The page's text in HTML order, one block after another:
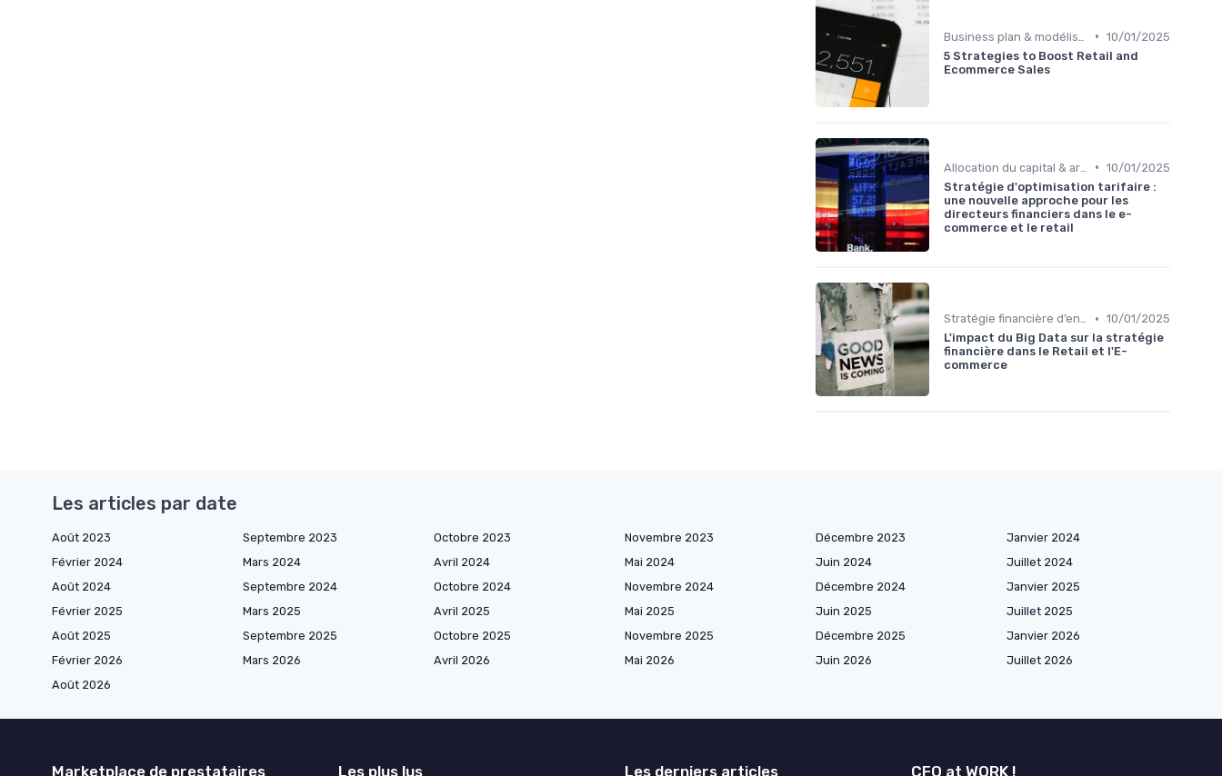
• 10/01/2025
5 Strategies to Boost Retail and
Ecommerce Sales
• 10/01/2025
Stratégie d'optimisation tarifaire :
une nouvelle approche pour les
directeurs financiers dans le e-
commerce et le retail
Stratégie financière d’entreprise • 10/01/2025
L'impact du Big Data sur la stratégie
financière dans le Retail et l'E-
commerce
Les articles par date
Août 2023 Septembre 2023 Octobre 2023 Novembre 2023 Décembre 2023
Janvier 2024
Février 2024
Mars 2024 Avril 2024 Mai 2024 Juin 2024
Juillet 2024
Août 2024
Septembre 2024 Octobre 2024 Novembre 2024 Décembre 2024
Janvier 2025
Février 2025
Mars 2025 Avril 2025 Mai 2025 Juin 2025
Juillet 2025
Août 2025
Septembre 2025 Octobre 2025 Novembre 2025 Décembre 2025
Janvier 2026
Février 2026
Mars 2026 Avril 2026 Mai 2026 Juin 2026
Juillet 2026
Août 2026
Marketplace de prestataires Les plus lus Les derniers articles CFO at WORK !